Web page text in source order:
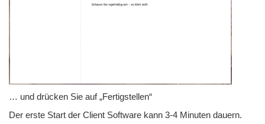
… und drücken Sie auf „Fertigstellen“
Der erste Start der Client Software kann 3-4 Minuten dauern.